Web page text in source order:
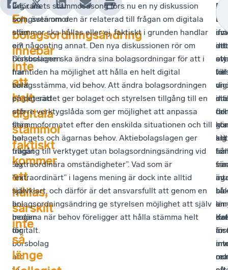
Digitala
bolagsstämmor
eller
ej?
Diskussionen
har
varit
engagerad
och
flera
har
frågat
sig
om
tiden
är
mogen
för
börsbolag
att
En
bolagsordningsändring
innebär
inte
att
helt
digitala
stämmor
faktiskt
kommer
att
hållas,
särskilt
inte
så
länge
Inför årets stämmosäsong förs nu en ny diskussion
som, även om den är relaterad till frågan om digitala
stämmor ska hållas eller ej, faktiskt i grunden handlar
om någonting annat. Den nya diskussionen rör om
börsbolagen ska ändra sina bolagsordningar för att i
framtiden ha möjlighet att hålla en helt digital
bolagsstämma, vid behov. Att ändra bolagsordningen
på det sättet ger bolaget och styrelsen tillgång till en
större verktygslåda som ger möjlighet att anpassa
stämmoformatet efter den enskilda situationen och till
bolagets och ägarnas behov. Aktiebolagslagen ger
tillgång till verktyget utan bolagsordningsändring vid
”extraordinära omständigheter”. Vad som är
”extraordinärt” i lagens mening är dock inte alltid
självklart, och därför är det ansvarsfullt att genom en
bolagsordningsändring ge styrelsen möjlighet att själv
bedöma när behov föreligger att hålla stämma helt
digitalt.
En
att
att
så
av
det
vi
av
Att
att
vill
sig
för
en
är